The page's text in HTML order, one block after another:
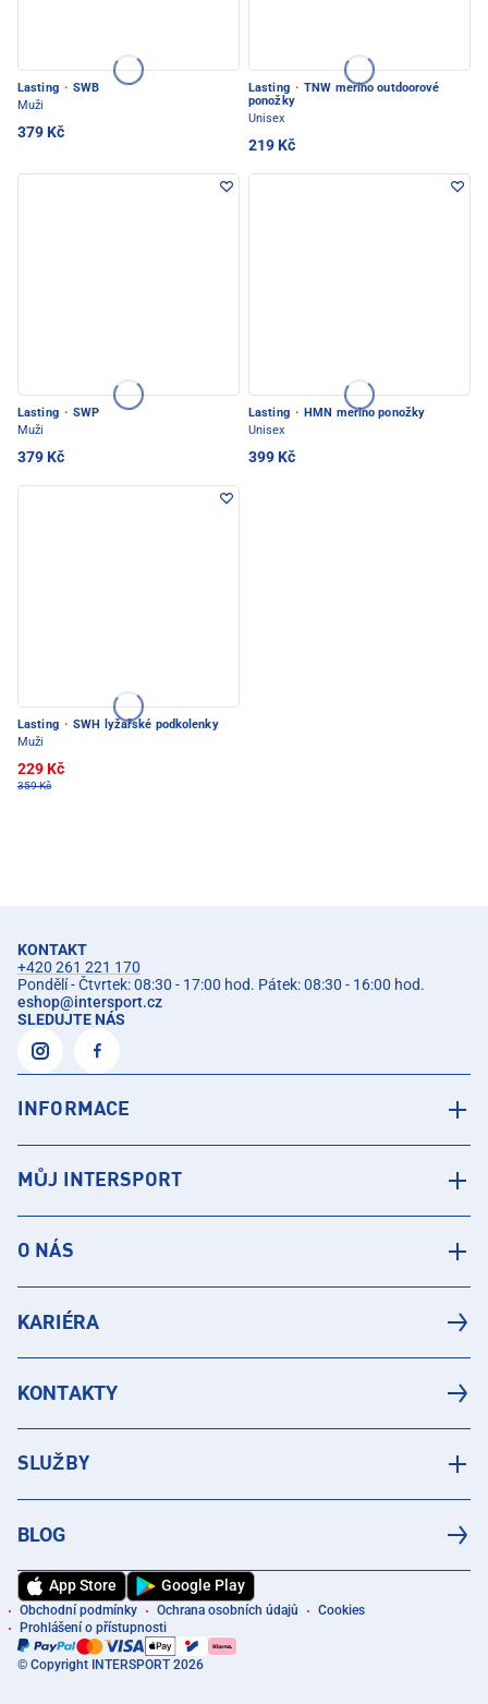
Lasting · SWB
Muži
379 Kč
Lasting · TNW merino outdoorové
ponožky
Unisex
219 Kč
Lasting · SWP
Muži
379 Kč
Lasting · HMN merino ponožky
Unisex
399 Kč
Lasting · SWH lyžařské podkolenky
Muži
229 Kč
359 Kč
KONTAKT
+420 261 221 170
Pondělí - Čtvrtek: 08:30 - 17:00 hod. Pátek: 08:30 - 16:00 hod.
eshop@intersport.cz
SLEDUJTE NÁS
INFORMACE
MŮJ INTERSPORT
O NÁS
KARIÉRA
KONTAKTY
SLUŽBY
BLOG
App Store Google Play
Obchodní podmínky Ochrana osobních údajů
Cookies
Prohlášení o přístupnosti
© Copyright INTERSPORT 2026